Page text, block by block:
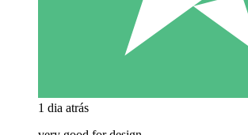
1 dia atrás